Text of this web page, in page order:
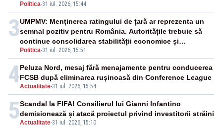
Politica-31 iul. 2026, 15:44
3
Politica-31 iul. 2026, 15:51
UMPMV: Menținerea ratingului de țară ar reprezenta un
semnal pozitiv pentru România. Autoritățile trebuie să
continue consolidarea stabilității economice și
financiare
4Actualitate-31 iul. 2026, 15:54
Peluza Nord, mesaj fără menajamente pentru conducerea
FCSB după eliminarea rușinoasă din Conference League
5Actualitate-31 iul. 2026, 15:10
Scandal la FIFA! Consilierul lui Gianni Infantino
demisionează și atacă proiectul privind investitorii străini